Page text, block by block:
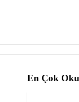
En Çok